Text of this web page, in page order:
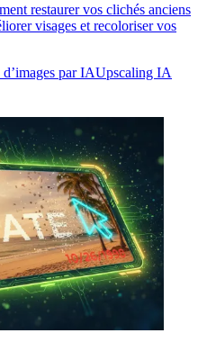
restaurer vos clichés anciens
visages et recoloriser vos
par IAUpscaling IA